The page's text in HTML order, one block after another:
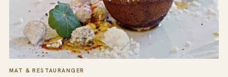
MAT & RESTAURANGER